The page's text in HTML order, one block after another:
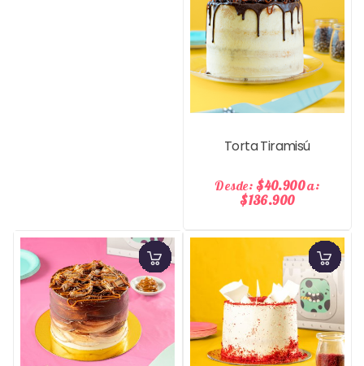
Torta Tiramisú
Desde: $40.900a:
$136.900